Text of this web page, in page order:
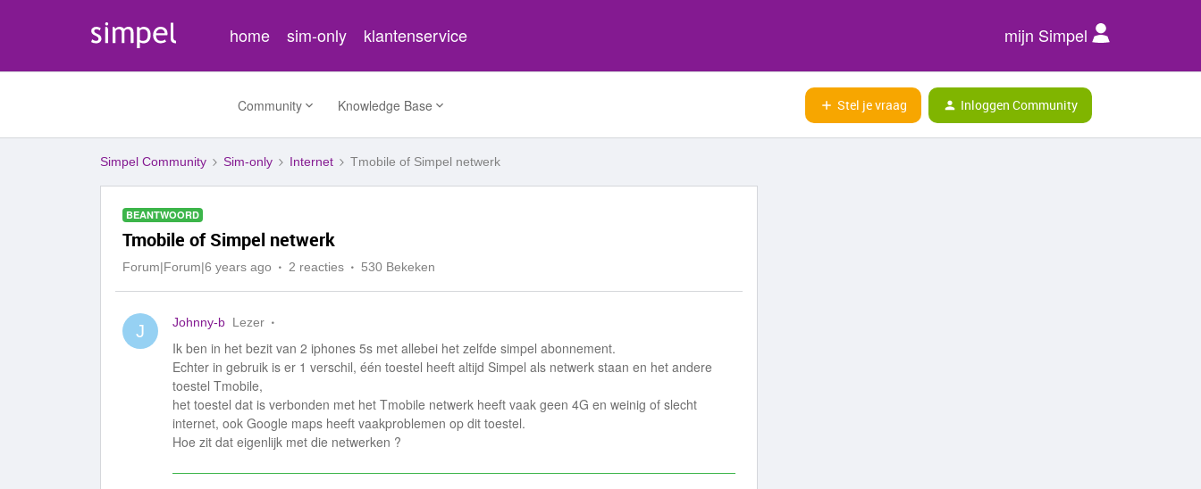
home sim-only klantenservice mijn Simpel
Community Knowledge Base Stel je vraag Inloggen Community
Simpel Community Sim-only Internet Tmobile of Simpel netwerk
BEANTWOORD
Tmobile of Simpel netwerk
Forum|Forum|6 years ago 2 reacties 530 Bekeken
J Johnny-b Lezer
Ik ben in het bezit van 2 iphones 5s met allebei het zelfde simpel abonnement.
Echter in gebruik is er 1 verschil, één toestel heeft altijd Simpel als netwerk staan en het andere
toestel Tmobile,
het toestel dat is verbonden met het Tmobile netwerk heeft vaak geen 4G en weinig of slecht
internet, ook Google maps heeft vaakproblemen op dit toestel.
Hoe zit dat eigenlijk met die netwerken ?